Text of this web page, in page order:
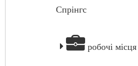
Спрінгс
робочі